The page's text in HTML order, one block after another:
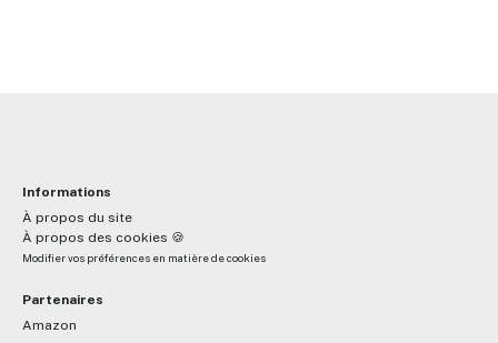
Informations
À propos du site
À propos des cookies 🍪
Modifier vos préférences en matière de cookies
Partenaires
Amazon